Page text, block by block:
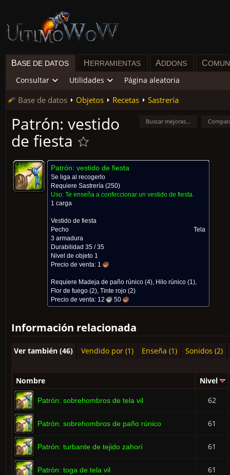
BASE DE DATOS H ERRAMIENTAS ADDONS C
Consultar Utilidades Página aleatoria
Base de datos Objetos Recetas Sastrería
Buscar mejoras...
Patrón: vestido
de fiesta
Patrón: vestido de fiesta
Se liga al recogerlo
Requiere Sastrería (250)
Uso: Te enseña a confeccionar un vestido de fiesta.
1 carga
Vestido de fiesta
Pecho
Tela
3 armadura
Durabilidad 35 / 35
Nivel de objeto 1
Precio de venta: 1
Requiere Madeja de paño rúnico (4), Hilo rúnico (1),
Flor de fuego (2), Tinte rojo (2)
Precio de venta: 12 50
Información relacionada
Ver también (46) Vendido por (1) Enseña (1) Sonidos (2)
Nombre Nivel
Patrón: sobrehombros de tela vil 62
Patrón: sobrehombros de paño rúnico 61
Patrón: turbante de tejido zahorí 61
Patrón: toga de tela vil 61